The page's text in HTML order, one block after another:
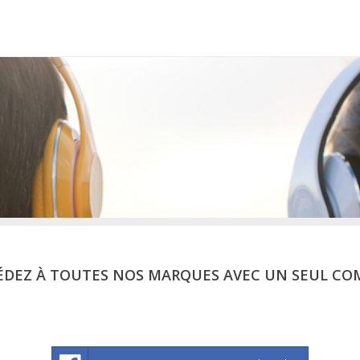
À TOUTES NOS MARQUES AVEC UN SEUL